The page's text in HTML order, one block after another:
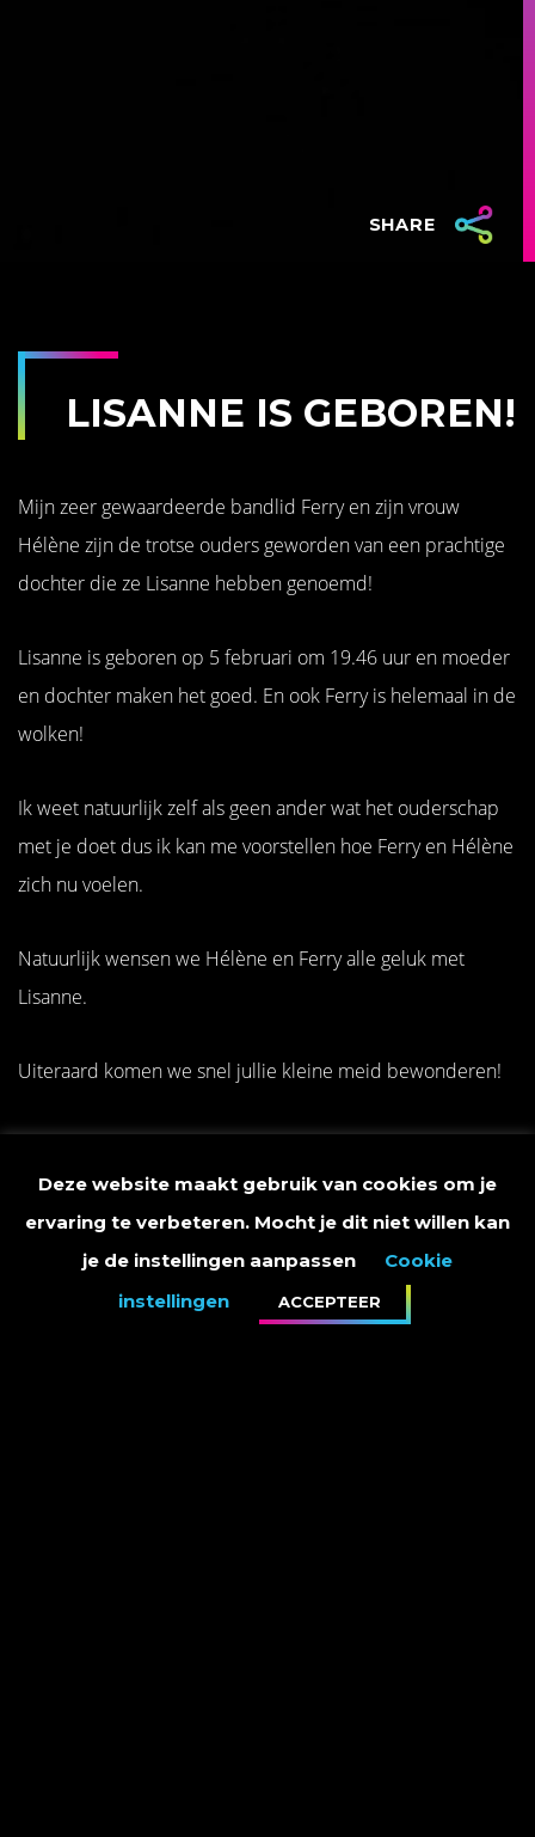
SHARE
LISANNE IS GEBOREN!
Mijn zeer gewaardeerde bandlid Ferry en zijn vrouw
Hélène zijn de trotse ouders geworden van een prachtige
dochter die ze Lisanne hebben genoemd!
Lisanne is geboren op 5 februari om 19.46 uur en moeder
en dochter maken het goed. En ook Ferry is helemaal in de
wolken!
Ik weet natuurlijk zelf als geen ander wat het ouderschap
met je doet dus ik kan me voorstellen hoe Ferry en Hélène
zich nu voelen.
Natuurlijk wensen we Hélène en Ferry alle geluk met
Lisanne.
Uiteraard komen we snel jullie kleine meid bewonderen!
de slapeloze nachten ha ha ha.
Groetjes,
Deze website maakt gebruik van cookies om je
ervaring te verbeteren. Mocht je dit niet willen kan
je de instellingen aanpassen
Cookie
instellingen
ACCEPTEER